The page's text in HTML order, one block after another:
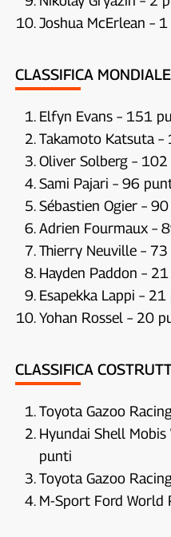
Joshua McErlean –
CLASSIFICA
Elfyn Evans – 151
Takamoto Katsuta
Oliver Solberg –
Sami Pajari – 96
Sébastien Ogier –
Adrien Fourmaux –
Thierry Neuville –
Hayden Paddon –
Esapekka Lappi –
Yohan Rossel – 20
CLASSIFICA
Toyota Gazoo
Hyundai Shell
punti
Toyota Gazoo
M-Sport Ford World